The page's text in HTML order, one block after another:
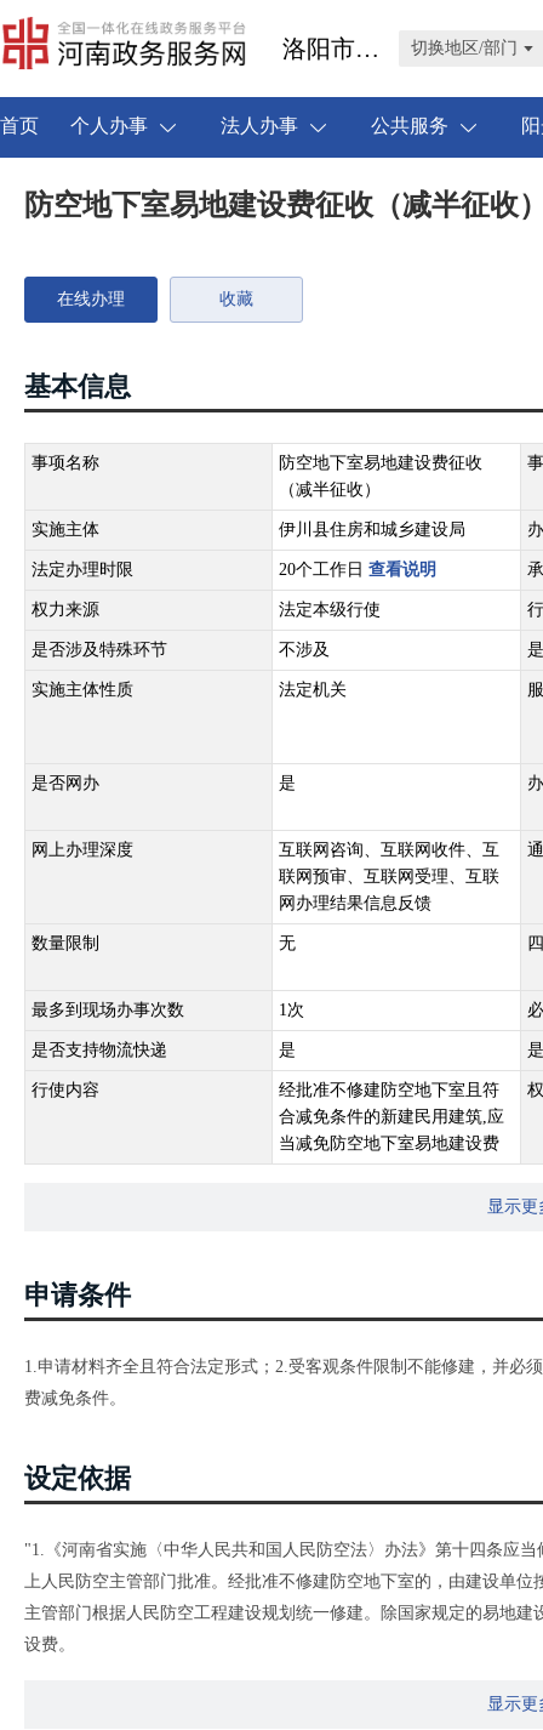
洛阳市伊川县 切换地区/部门
首页 个人办事 法人办事 公共服务
防空地下室易地建设费征收（减半征收
在线办理 收藏
基本信息
事项名称
防空地下室易地建设费征收
（减半征收）
实施主体 伊川县住房和城乡建设局
法定办理时限 20个工作日 查看说明
权力来源 法定本级行使
是否涉及特殊环节 不涉及
实施主体性质 法定机关
是否网办 是
网上办理深度
互联网咨询、互联网收件、互
联网预审、互联网受理、互联
网办理结果信息反馈
数量限制 无
最多到现场办事次数 1次
是否支持物流快递 是
行使内容
经批准不修建防空地下室且符
合减免条件的新建民用建筑,应
当减免防空地下室易地建设费
显示更
申请条件
1.申请材料齐全且符合法定形式；2.受客观条件限制不能修建，并必
费减免条件。
设定依据
"1.《河南省实施〈中华人民共和国人民防空法〉办法》第十四条应
上人民防空主管部门批准。经批准不修建防空地下室的，由建设单
主管部门根据人民防空工程建设规划统一修建。除国家规定的易地
设费。
问题的通知（豫防办〔2009〕100号 ） 对确因条件限制不能同步配
显示更